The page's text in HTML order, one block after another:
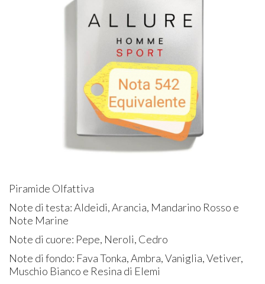
Piramide Olfattiva
Note di testa: Aldeidi, Arancia, Mandarino Rosso e
Note Marine
Note di cuore: Pepe, Neroli, Cedro
Note di fondo: Fava Tonka, Ambra, Vaniglia, Vetiver,
Muschio Bianco e Resina di Elemi